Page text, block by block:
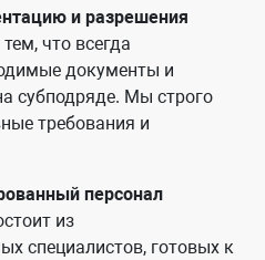
и разрешения
что всегда
документы и
субподряде. Мы строго
требования и
персонал
из
специалистов, готовых к